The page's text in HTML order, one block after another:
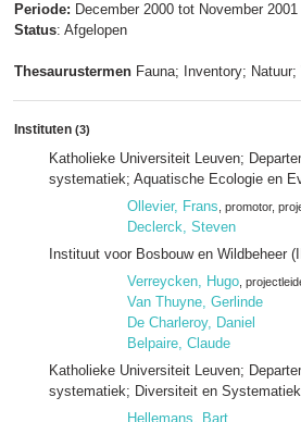
Periode: December 2000 tot November 2001
Status: Afgelopen
Thesaurustermen Fauna; Inventory; Natuur;
Instituten (3)
Katholieke Universiteit Leuven;
systematiek; Aquatische Ecologie en
Ollevier, Frans , promotor,
Declerck, Steven
Instituut voor Bosbouw en Wildbeheer
Verreycken, Hugo ,
Van Thuyne, Gerlinde
De Charleroy, Daniel
Belpaire, Claude
Katholieke Universiteit Leuven;
systematiek; Diversiteit en
Hellemans, Bart